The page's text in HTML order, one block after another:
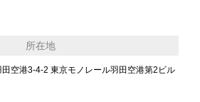
所在地
空港3-4-2 東京モノレール羽田空港第2ビル